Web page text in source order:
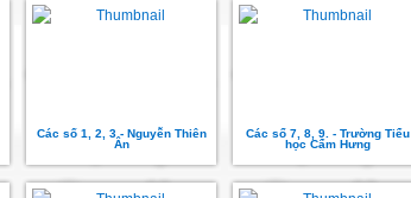
Các số 1, 2, 3 - Nguyễn Thiên
Ân
Các sổ 7, 8, 9. - Trường Tiểu
học Cẩm Hưng